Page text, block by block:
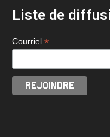
Liste de
Courriel *